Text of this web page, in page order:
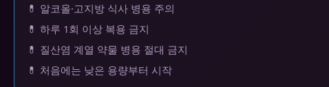
💊 알코올·고지방 식사 병용 주의
💊 하루 1회 이상 복용 금지
💊 질산염 계열 약물 병용 절대 금지
💊 처음에는 낮은 용량부터 시작